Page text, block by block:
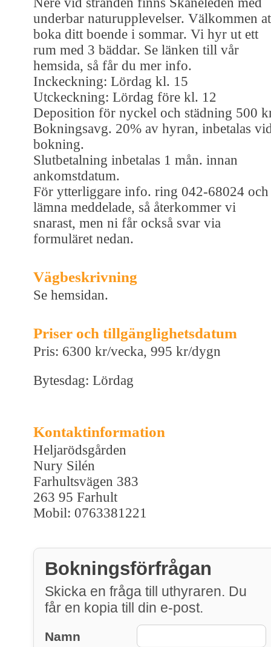
underbar naturupplevelser. Välkommen
boka ditt boende i sommar. Vi hyr ut ett
rum med 3 bäddar. Se länken till vår
hemsida, så får du mer info.
Inckeckning: Lördag kl. 15
Utckeckning: Lördag före kl. 12
Deposition för nyckel och städning 500
Bokningsavg. 20% av hyran, inbetalas
bokning.
Slutbetalning inbetalas 1 mån. innan
ankomstdatum.
För ytterliggare info. ring 042-68024 och
lämna meddelade, så återkommer vi
snarast, men ni får också svar via
formuläret nedan.
Vägbeskrivning
Se hemsidan.
Priser och tillgänglighetsdatum
Pris: 6300 kr/vecka, 995 kr/dygn
Bytesdag: Lördag
Kontaktinformation
Heljarödsgården
Nury Silén
Farhultsvägen 383
263 95 Farhult
Mobil: 0763381221
Bokningsförfrågan
Skicka en fråga till uthyraren. Du
får en kopia till din e-post.
Namn